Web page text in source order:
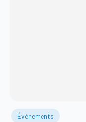
Événements